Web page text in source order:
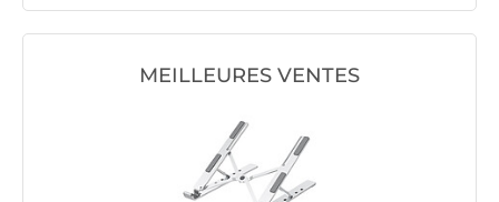
MEILLEURES VENTES